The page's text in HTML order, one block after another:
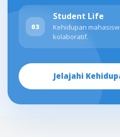
03
Student Life
Kehidupan
kolaboratif.
Jelajahi